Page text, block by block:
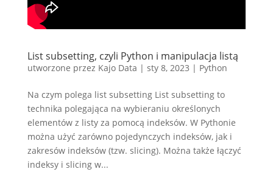
List subsetting, czyli Python i manipulacja listą
utworzone przez Kajo Data | sty 8, 2023 | Python
Na czym polega list subsetting List subsetting to
technika polegająca na wybieraniu określonych
elementów z listy za pomocą indeksów. W Pythonie
można użyć zarówno pojedynczych indeksów, jak i
zakresów indeksów (tzw. slicing). Można także łączyć
indeksy i slicing w...